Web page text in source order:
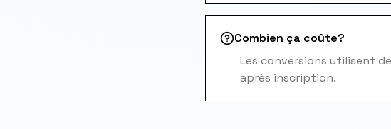
Combien ça coûte?
Les conversions utilisent
après inscription.